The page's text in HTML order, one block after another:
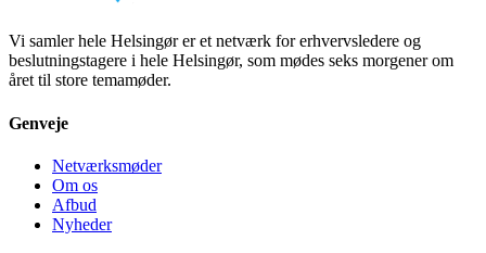
Vi samler hele Helsingør er et netværk for erhvervsledere og
beslutningstagere i hele Helsingør, som mødes seks morgener om
året til store temamøder.
Genveje
Netværksmøder
Om os
Afbud
Nyheder